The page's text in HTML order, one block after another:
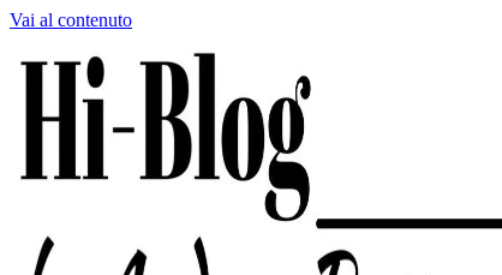
Vai al contenuto